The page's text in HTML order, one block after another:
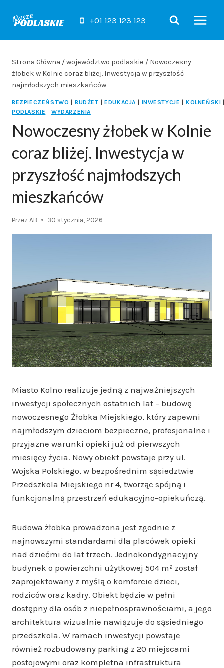
+01 123 123 123
Strona Główna /województwo podlaskie / Nowoczesny
żłobek w Kolnie coraz bliżej. Inwestycja w przyszłość
najmłodszych mieszkańców
BEZPIECZEŃSTWO BUDŻET EDUKACJA INWESTYCJE KOLNEŃSKI
PODLASKIE
WYDARZENIA
Nowoczesny żłobek w Kolnie
coraz bliżej. Inwestycja w
przyszłość najmłodszych
mieszkańców
Przez AB 30 stycznia, 2026
Miasto Kolno realizuje jedną z najważniejszych
inwestycji społecznych ostatnich lat – budowę
nowoczesnego Żłobka Miejskiego, który zapewni
najmłodszym dzieciom bezpieczne, profesjonalne i
przyjazne warunki opieki już od pierwszych
miesięcy życia. Nowy obiekt powstaje przy ul.
Wojska Polskiego, w bezpośrednim sąsiedztwie
Przedszkola Miejskiego nr 4, tworząc spójną i
funkcjonalną przestrzeń edukacyjno-opiekuńczą.
Budowa żłobka prowadzona jest zgodnie z
najnowszymi standardami dla placówek opieki
nad dziećmi do lat trzech. Jednokondygnacyjny
budynek o powierzchni użytkowej 504 m² został
zaprojektowany z myślą o komforcie dzieci,
rodziców oraz kadry. Obiekt będzie w pełni
dostępny dla osób z niepełnosprawnościami, a jego
architektura wizualnie nawiązuje do sąsiedniego
przedszkola. W ramach inwestycji powstaje
również rozbudowany parking z 20 miejscami
postojowymi oraz kompletna infrastruktura